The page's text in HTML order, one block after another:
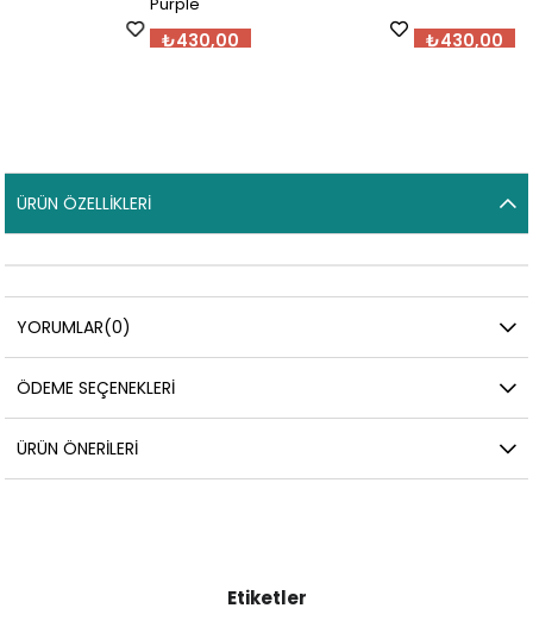
ÜRÜN ÖZELLIKLERI
YORUMLAR(0)
ÖDEME SEÇENEKLERI
ÜRÜN ÖNERILERI
Etiketler